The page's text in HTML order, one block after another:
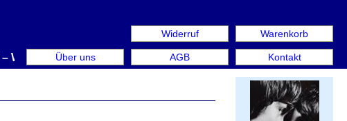
Warenkorb
Kontakt
Widerruf
AGB
Über uns
Wir stellen aus: Rare Book Week Berlin. Internationale Messe